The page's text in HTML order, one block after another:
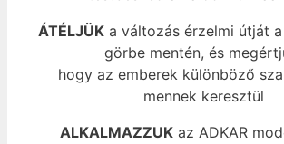
ÁTÉLJÜKa változás érzelmi útját a
görbe mentén, és
hogy az emberek különböző
mennek keresztül
ALKALMAZZUK az ADKAR